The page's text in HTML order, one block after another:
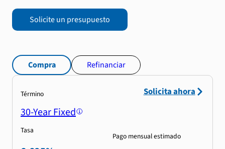
Solicite un presupuesto
Compra Refinanciar
Término
30-Year Fixed
Tasa
Pago mensual estimado
Solicita ahora